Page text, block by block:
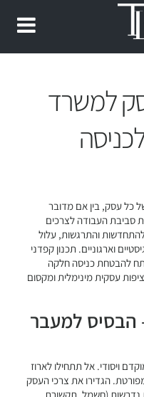
למשרד
כל עסק, בין אם מדובר
סביבת העבודה לצרכים
והתרגשות, עלול
וארגוניים. תכנון קפדני
להבטחת כניסה חלקה
עסקית מינימלית ומקסום
הבסיס למעבר
ויסודי. אל תתחילו לארוז
הגדירו את צרכי העסק